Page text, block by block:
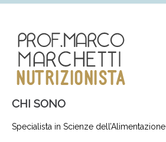
CHI SONO
Specialista in Scienze dell’Alimentazione